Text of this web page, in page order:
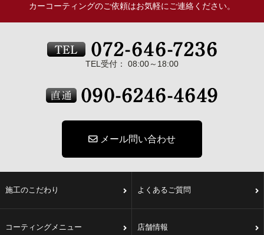
カーコーティングのご依頼はお気軽にご連絡ください。
TEL受付： 08:00～18:00
メール問い合わせ
施工のこだわり よくあるご質問
コーティングメニュー 店舗情報